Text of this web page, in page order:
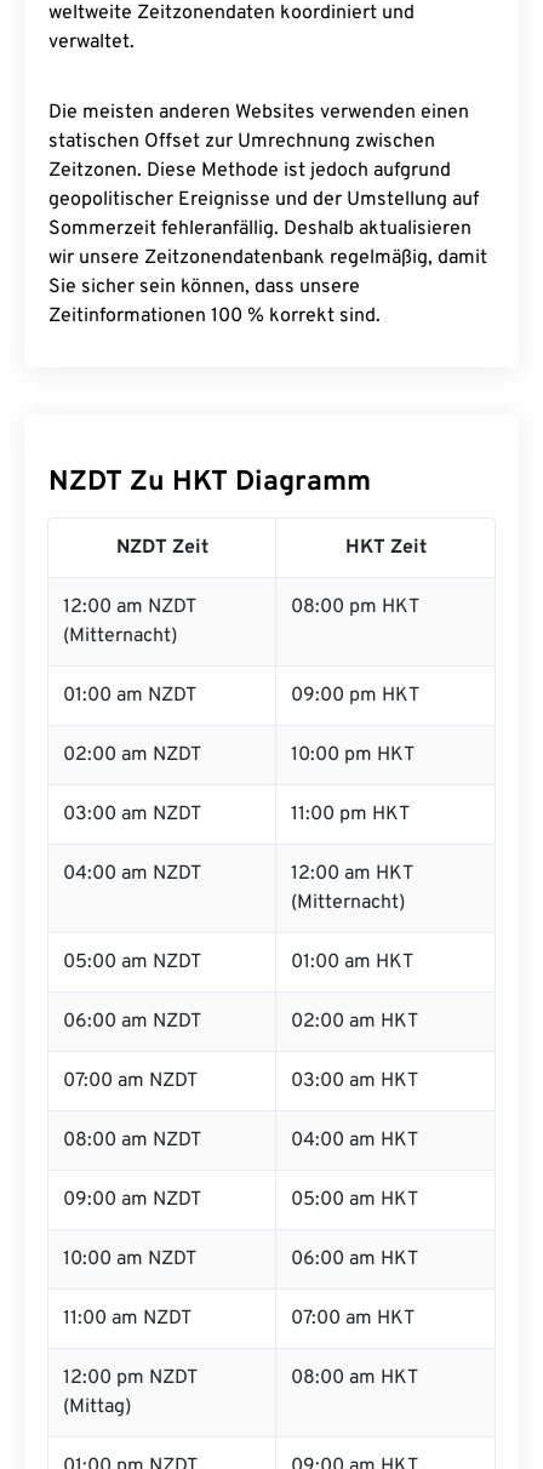
weltweite Zeitzonendaten koordiniert und
verwaltet.
Die meisten anderen Websites verwenden einen
statischen Offset zur Umrechnung zwischen
Zeitzonen. Diese Methode ist jedoch aufgrund
geopolitischer Ereignisse und der Umstellung auf
Sommerzeit fehleranfällig. Deshalb aktualisieren
wir unsere Zeitzonendatenbank regelmäßig, damit
Sie sicher sein können, dass unsere
Zeitinformationen 100 % korrekt sind.
NZDT Zu HKT Diagramm
NZDT Zeit HKT Zeit
12:00 am NZDT
(Mitternacht)
08:00 pm HKT
01:00 am NZDT 09:00 pm HKT
02:00 am NZDT 10:00 pm HKT
03:00 am NZDT 11:00 pm HKT
04:00 am NZDT
12:00 am HKT
(Mitternacht)
05:00 am NZDT 01:00 am HKT
06:00 am NZDT 02:00 am HKT
07:00 am NZDT 03:00 am HKT
08:00 am NZDT 04:00 am HKT
09:00 am NZDT 05:00 am HKT
10:00 am NZDT 06:00 am HKT
11:00 am NZDT 07:00 am HKT
12:00 pm NZDT
(Mittag)
08:00 am HKT